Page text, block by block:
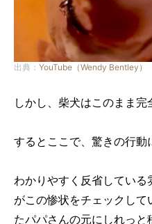
出典： YouTube（Wendy Bentley）
しかし、柴犬はこのまま完
するとここで、驚きの行動
わかりやすく反省してい
がこの惨状をチェックし
たパパさんの元にしれっと